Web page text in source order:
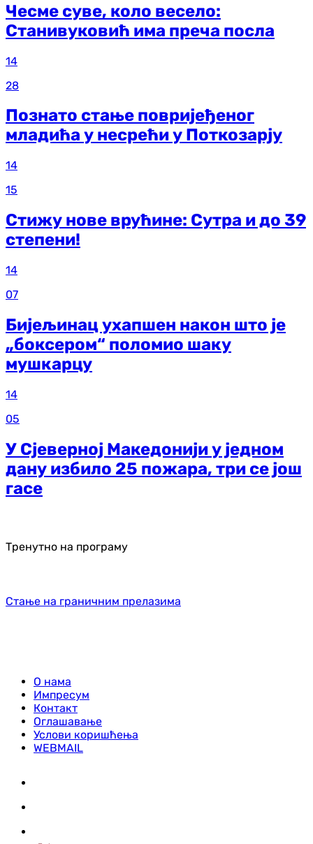
Чесме суве, коло весело:
Станивуковић има преча посла
14
28
Познато стање повријеђеног
младића у несрећи у Поткозарју
14
15
Стижу нове врућине: Сутра и до 39
степени!
14
07
Бијељинац ухапшен након што је
„боксером“ поломио шаку
мушкарцу
14
05
У Сјеверној Македонији у једном
дану избило 25 пожара, три се још
гасе
Тренутно на програму
Стање на граничним прелазима
О нама
Импресум
Контакт
Оглашавање
Услови коришћења
WEBMAIL